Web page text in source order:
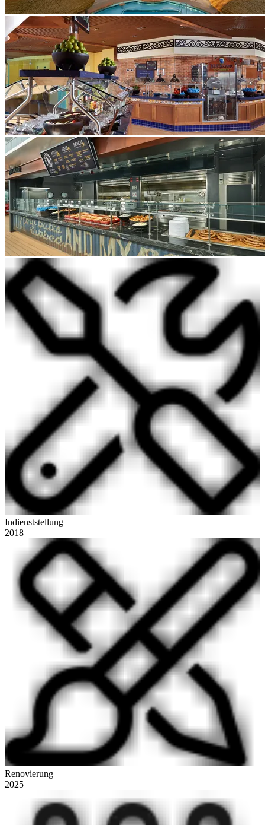
Indienststellung
2018
Renovierung
2025